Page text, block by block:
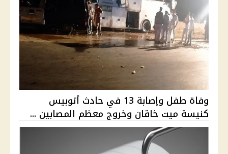
وفاة طفل وإصابة 13 في حادث أتوبيس
كنيسة ميت خاقان وخروج معظم المصابين ...